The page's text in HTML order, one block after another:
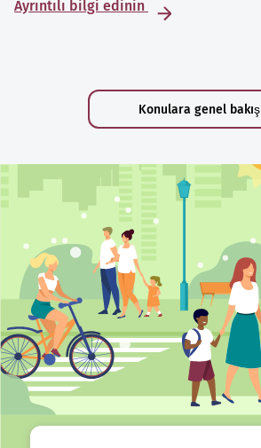
Ayrıntılı bilgi edinin
Konulara genel bakış